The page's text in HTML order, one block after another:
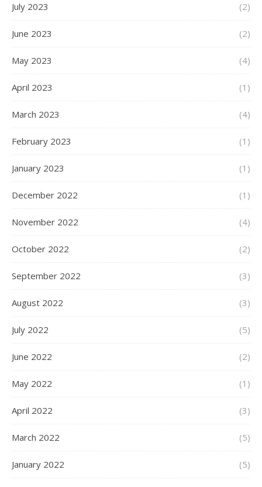
July 2023 (2)
June 2023 (2)
May 2023 (4)
April 2023 (1)
March 2023 (4)
February 2023 (1)
January 2023 (1)
December 2022 (1)
November 2022 (4)
October 2022 (2)
September 2022 (3)
August 2022 (3)
July 2022 (5)
June 2022 (2)
May 2022 (1)
April 2022 (3)
March 2022 (5)
January 2022 (5)